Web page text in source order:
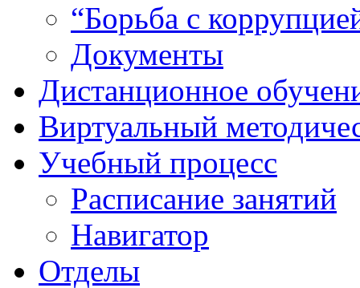
“Борьба с
Документы
Дистанционное
Виртуальный
Учебный процесс
Расписание занятий
Навигатор
Отделы